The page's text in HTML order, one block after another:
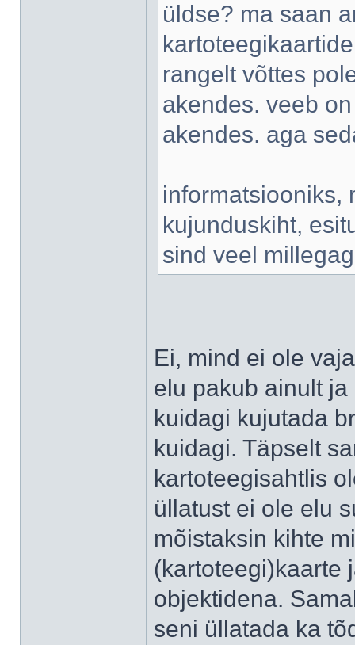
üldse? ma saan
rangelt võttes
akendes. veeb
akendes. aga
informatsiooniks,
kujunduskiht,
sind veel
Ei, mind ei ole
elu pakub ainult
kuidagi kujutada
kuidagi. Täpselt
kartoteegisahtlis
üllatust ei ole elu
mõistaksin kihte
(kartoteegi)kaarte
objektidena.
seni üllatada ka